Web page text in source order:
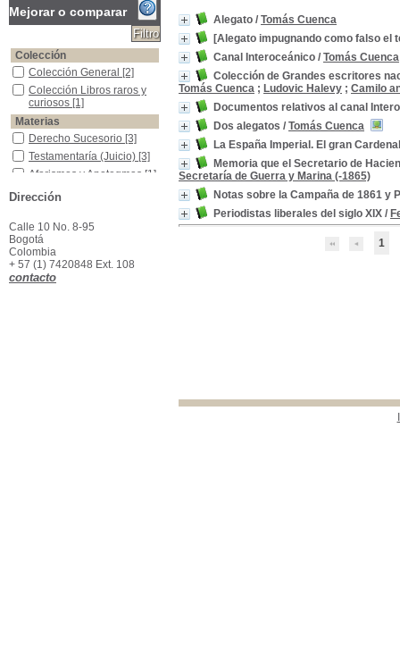
Alegato / Tomás Cuenca
[Alegato impugnando como falso el
Canal Interoceánico / Tomás Cuenca
Colección de Grandes escritores
Tomás Cuenca ; Ludovic Halevy ; Camilo
Documentos relativos al canal
Dos alegatos / Tomás Cuenca
La España Imperial. El gran
Memoria que el Secretario de
Secretaría de Guerra y Marina (-1865)
Notas sobre la Campaña de 1861 y
Periodistas liberales del siglo XIX /
1
Mejorar o comparar
Colección
Colección General
Colección General [2]
Colección Libros raros y curiosos
Colección Libros raros y
curiosos [1]
Materias
Derecho Sucesorio
Derecho Sucesorio [3]
Testamentaría (Juicio)
Testamentaría (Juicio) [3]
Aforismos y Apotegmas
Aforismos y Apotegmas [1]
Canal de Panamá
Canal de Panamá
Canal de Panamá -Informes -Crítica e Interpretación
Informes -Crítica e
Interpretación
Colombia -Historia -Guerra Civil,1859-1863
Colombia -Historia -
Guerra Civil,1859-1863
Colombia -Tratados Internacionales
Colombia -Tratados
Dirección
Calle 10 No. 8-95
Bogotá
Colombia
+ 57 (1) 7420848 Ext. 108
contacto